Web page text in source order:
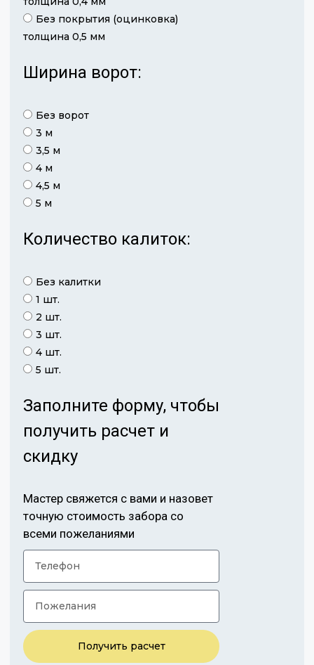
Без покрытия (оцинковка)
толщина 0,5 мм
Ширина ворот:
Без ворот
3 м
3,5 м
4 м
4,5 м
5 м
Количество калиток:
Без калитки
1 шт.
2 шт.
3 шт.
4 шт.
5 шт.
Заполните форму, чтобы
получить расчет и
скидку
Мастер свяжется с вами и назовет
точную стоимость забора со
всеми пожеланиями
Получить расчет